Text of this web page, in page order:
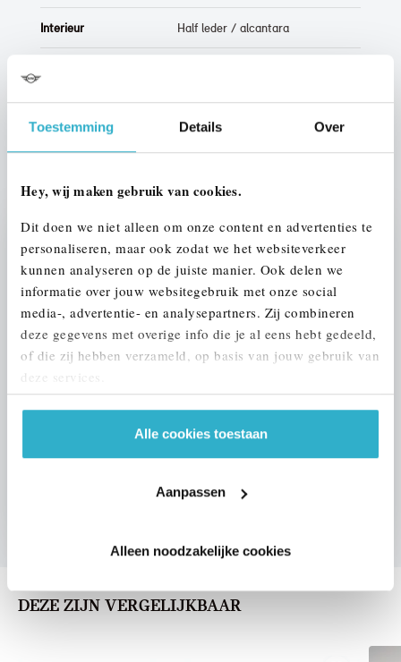
Toestemming Details Over
Hey, wij maken gebruik van cookies.
Dit doen we niet alleen om onze content en advertenties te
personaliseren, maar ook zodat we het websiteverkeer
kunnen analyseren op de juiste manier. Ook delen we
informatie over jouw websitegebruik met onze social
media-, advertentie- en analysepartners. Zij combineren
deze gegevens met overige info die je al eens hebt gedeeld,
of die zij hebben verzameld, op basis van jouw gebruik van
deze services.
Alle cookies toestaan
Aanpassen
Alleen noodzakelijke cookies
UW AUTO INRUILEN?
VOORSTEL AANVRAGEN
U vertelt meer over uw auto
Interieur Half leder / alcantara
ALLE OPTIES EN SPECIFICATIES
DEZE ZIJN VERGELIJKBAAR